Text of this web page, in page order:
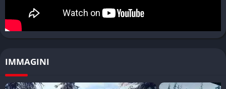
teletrasportarti ai comandi di qualsiasi veicolo lasciato sulla
mappa, permettendoti di gestire efficacemente la tua flotta e di
organizzare soccorsi quando un mezzo si ribalta o rimane
consente fino a quattro giocatori di affrontare insieme le sfide
IMMAGINI